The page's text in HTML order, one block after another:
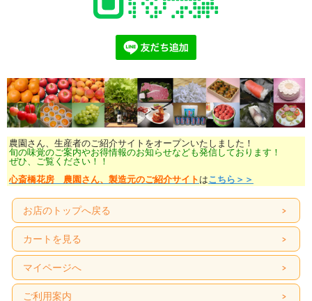
農園さん、生産者のご紹介サイトをオープンいたしました！
旬の味覚のご案内やお得情報のお知らせなども発信しております！
ぜひ、ご覧ください！！
心斎橋花房 農園さん、製造元のご紹介サイト はこちら＞＞
お店のトップへ戻る
カートを見る
マイページへ
ご利用案内